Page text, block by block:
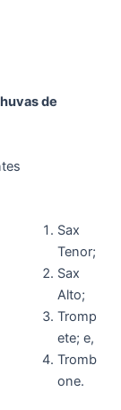
de
Sax
Tenor;
Sax
Alto;
Tromp
ete; e,
Tromb
one.